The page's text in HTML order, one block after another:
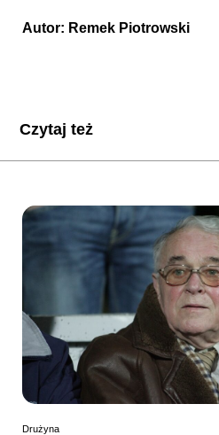
Autor: Remek Piotrowski
Czytaj też
Drużyna